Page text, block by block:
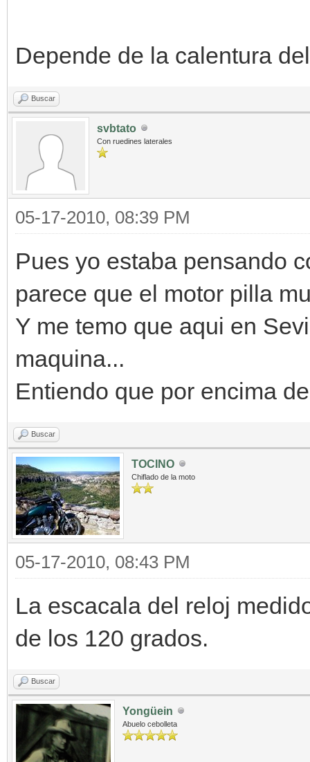
Depende de la calentura
Buscar
svbtato
Con ruedines laterales
05-17-2010, 08:39 PM
Pues yo estaba pensando
parece que el motor pilla
Y me temo que aqui en
maquina...
Entiendo que por encima
Buscar
TOCINO
Chiflado de la moto
05-17-2010, 08:43 PM
La escacala del reloj
de los 120 grados.
Buscar
Yongüein
Abuelo cebolleta